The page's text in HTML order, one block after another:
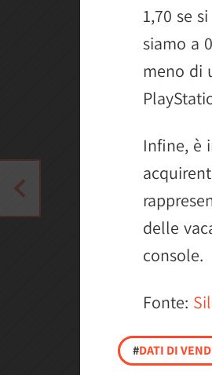
1,70 se
siamo a
meno di
Infine, è
delle
console.
Fonte:
#DATI DI